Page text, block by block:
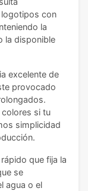
con
la
la disponible
excelente de
provocado
si tu
simplicidad
que fija la
se
agua o el